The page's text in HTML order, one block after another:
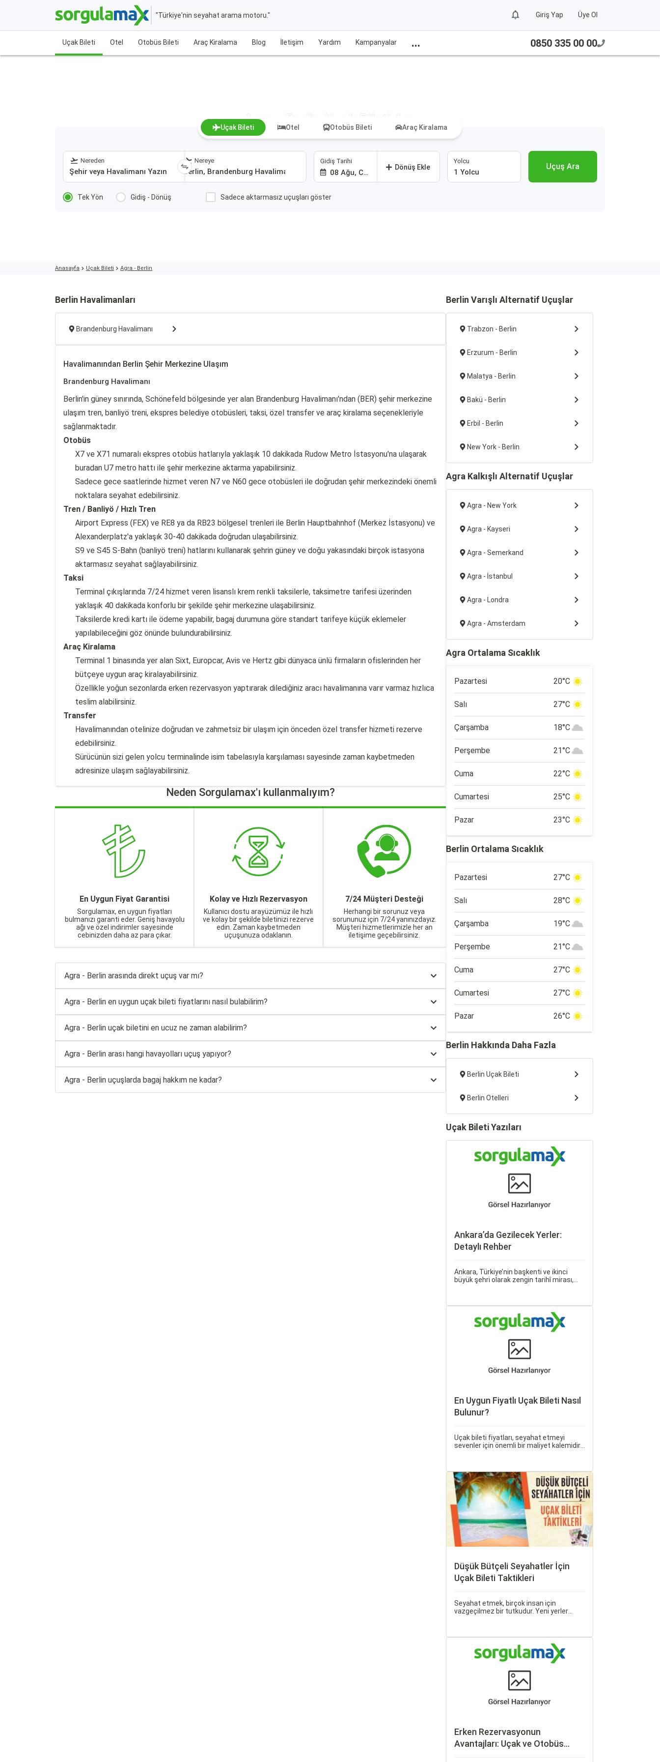
"Türkiye'nin seyahat arama motoru." Giriş Yap Üye Ol
Uçak Bileti Otel Otobüs Bileti Araç Kiralama Blog İletişim Yardım Kampanyalar ... 0850 335 00 00
Agra - Berlin Uçak Bileti Ara
Uçak Bileti Otel Otobüs Bileti Araç Kiralama
Nereden Nereye Gidiş Tarihi
08 Ağu, Cmt
Dönüş Ekle
Yolcu
1 Yolcu
Uçuş Ara
Tek Yön Gidiş - Dönüş Sadece aktarmasız uçuşları göster
Anasayfa Uçak Bileti Agra - Berlin
Berlin Havalimanları
Brandenburg Havalimanı
Havalimanından Berlin Şehir Merkezine Ulaşım
Brandenburg Havalimanı
Berlin'in güney sınırında, Schönefeld bölgesinde yer alan Brandenburg Havalimanı'ndan (BER) şehir merkezine
ulaşım tren, banliyö treni, ekspres belediye otobüsleri, taksi, özel transfer ve araç kiralama seçenekleriyle
sağlanmaktadır.
Otobüs
X7 ve X71 numaralı ekspres otobüs hatlarıyla yaklaşık 10 dakikada Rudow Metro İstasyonu'na ulaşarak
buradan U7 metro hattı ile şehir merkezine aktarma yapabilirsiniz.
Sadece gece saatlerinde hizmet veren N7 ve N60 gece otobüsleri ile doğrudan şehir merkezindeki önemli
noktalara seyahat edebilirsiniz.
Tren / Banliyö / Hızlı Tren
Airport Express (FEX) ve RE8 ya da RB23 bölgesel trenleri ile Berlin Hauptbahnhof (Merkez İstasyonu) ve
Alexanderplatz'a yaklaşık 30-40 dakikada doğrudan ulaşabilirsiniz.
S9 ve S45 S-Bahn (banliyö treni) hatlarını kullanarak şehrin güney ve doğu yakasındaki birçok istasyona
aktarmasız seyahat sağlayabilirsiniz.
Taksi
Terminal çıkışlarında 7/24 hizmet veren lisanslı krem renkli taksilerle, taksimetre tarifesi üzerinden
yaklaşık 40 dakikada konforlu bir şekilde şehir merkezine ulaşabilirsiniz.
Taksilerde kredi kartı ile ödeme yapabilir, bagaj durumuna göre standart tarifeye küçük eklemeler
yapılabileceğini göz önünde bulundurabilirsiniz.
Araç Kiralama
Terminal 1 binasında yer alan Sixt, Europcar, Avis ve Hertz gibi dünyaca ünlü firmaların ofislerinden her
bütçeye uygun araç kiralayabilirsiniz.
Özellikle yoğun sezonlarda erken rezervasyon yaptırarak dilediğiniz aracı havalimanına varır varmaz hızlıca
teslim alabilirsiniz.
Transfer
Havalimanından otelinize doğrudan ve zahmetsiz bir ulaşım için önceden özel transfer hizmeti rezerve
edebilirsiniz.
Sürücünün sizi gelen yolcu terminalinde isim tabelasıyla karşılaması sayesinde zaman kaybetmeden
adresinize ulaşım sağlayabilirsiniz.
Neden Sorgulamax'ı kullanmalıyım?
En Uygun Fiyat Garantisi
Sorgulamax, en uygun fiyatları
bulmanızı garanti eder. Geniş havayolu
ağı ve özel indirimler sayesinde
cebinizden daha az para çıkar.
Kolay ve Hızlı Rezervasyon
Kullanıcı dostu arayüzümüz ile hızlı
ve kolay bir şekilde biletinizi rezerve
edin. Zaman kaybetmeden
uçuşunuza odaklanın.
7/24 Müşteri Desteği
Herhangi bir sorunuz veya
sorununuz için 7/24 yanınızdayız.
Müşteri hizmetlerimizle her an
iletişime geçebilirsiniz.
Agra - Berlin arasında direkt uçuş var mı?
Agra - Berlin en uygun uçak bileti fiyatlarını nasıl bulabilirim?
Agra - Berlin uçak biletini en ucuz ne zaman alabilirim?
Agra - Berlin arası hangi havayolları uçuş yapıyor?
Agra - Berlin uçuşlarda bagaj hakkım ne kadar?
Berlin Varışlı Alternatif Uçuşlar
Trabzon - Berlin
Erzurum - Berlin
Malatya - Berlin
Bakü - Berlin
Erbil - Berlin
New York - Berlin
Agra Kalkışlı Alternatif Uçuşlar
Agra - New York
Agra - Kayseri
Agra - Semerkand
Agra - İstanbul
Agra - Londra
Agra - Amsterdam
Agra Ortalama Sıcaklık
Pazartesi 20°C
Salı 27°C
Çarşamba 18°C
Perşembe 21°C
Cuma 22°C
Cumartesi 25°C
Pazar 23°C
Berlin Ortalama Sıcaklık
Pazartesi 27°C
Salı 28°C
Çarşamba 19°C
Perşembe 21°C
Cuma 27°C
Cumartesi 27°C
Pazar 26°C
Berlin Hakkında Daha Fazla
Berlin Uçak Bileti
Berlin Otelleri
Uçak Bileti Yazıları
Ankara’da Gezilecek Yerler:
Detaylı Rehber
Ankara, Türkiye’nin başkenti ve ikinci
büyük şehri olarak zengin tarihî mirası,
zenginlikleri hem de doğal güzellikleri ile
ziyaretçilerine çeşitli keşif imkanları
sunmaktadır.
En Uygun Fiyatlı Uçak Bileti Nasıl
Bulunur?
Uçak bileti fiyatları, seyahat etmeyi
sevenler için önemli bir maliyet kalemidir.
Düşük Bütçeli Seyahatler İçin
Uçak Bileti Taktikleri
Seyahat etmek, birçok insan için
vazgeçilmez bir tutkudur. Yeni yerler
Erken Rezervasyonun
Avantajları: Uçak ve Otobüs